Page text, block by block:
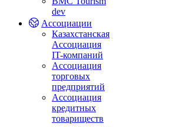
dev
Ассоциации
Казахстанская
Ассоциация
IT-компаний
Ассоциация
торговых
предприятий
Ассоциация
кредитных
товариществ